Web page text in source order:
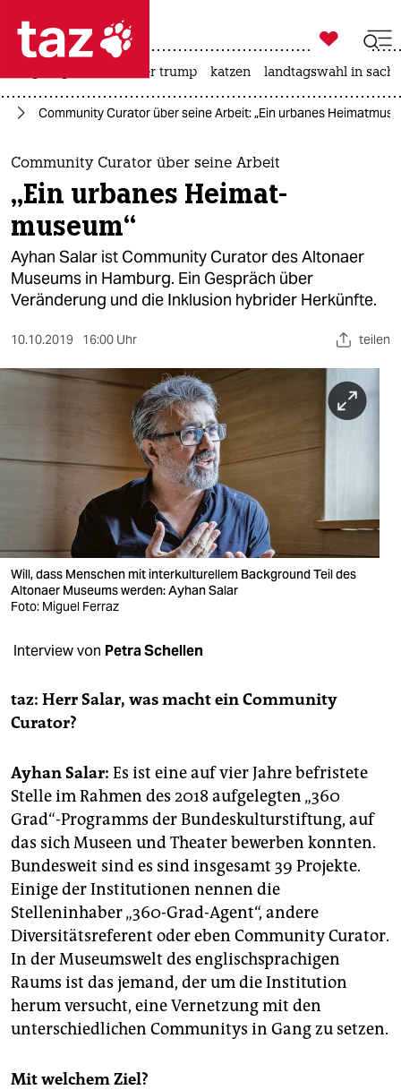
 taz zahl ich
taz zahl ich
themen
politik
öko
gesellschaft
sport
verlag
veranstaltungen
unterstützen
genossenschaft
epaper login

taz zahl ich
usa unter trump katzen landtagswahl in
Community Curator über seine Arbeit: „Ein urbanes
Community Curator über seine Arbeit
„Ein urbanes Heimat­
museum“
Ayhan Salar ist Community Curator des Altonaer
Museums in Hamburg. Ein Gespräch über
Veränderung und die Inklusion hybrider Herkünfte.
10.10.2019 16:00 Uhr teilen
Will, dass Menschen mit interkulturellem Background Teil des
Altonaer Museums werden: Ayhan Salar
Foto: Miguel Ferraz
Interview von Petra Schellen
taz: Herr Salar, was macht ein Community
Curator?
Ayhan Salar: Es ist eine auf vier Jahre befristete
Stelle im Rahmen des 2018 aufgelegten „360
Grad“-Programms der Bundeskulturstiftung, auf
das sich Museen und Theater bewerben konnten.
Bundesweit sind es sind insgesamt 39 Projekte.
Einige der Institutionen nennen die
Stelleninhaber „360-Grad-Agent“, andere
Diversitätsreferent oder eben Community Curator.
In der Museumswelt des englischsprachigen
Raums ist das jemand, der um die Institution
herum versucht, eine Vernetzung mit den
unterschiedlichen Communitys in Gang zu setzen.
Mit welchem Ziel?